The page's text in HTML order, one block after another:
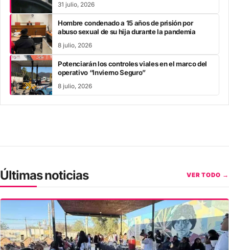
31 julio, 2026
Hombre condenado a 15 años de prisión por
abuso sexual de su hija durante la pandemia
8 julio, 2026
Potenciarán los controles viales en el marco del
operativo “Invierno Seguro”
8 julio, 2026
Últimas noticias VER TODO →